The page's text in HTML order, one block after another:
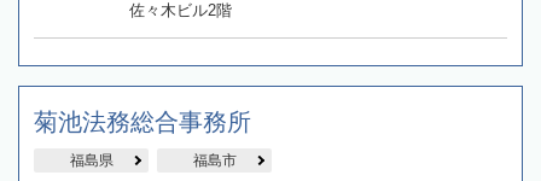
佐々木ビル2階
菊池法務総合事務所
福島県 福島市